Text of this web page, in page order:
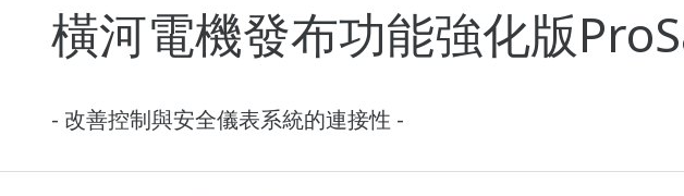
橫河電機發布功能強化版
- 改善控制與安全儀表系統的連接性 -